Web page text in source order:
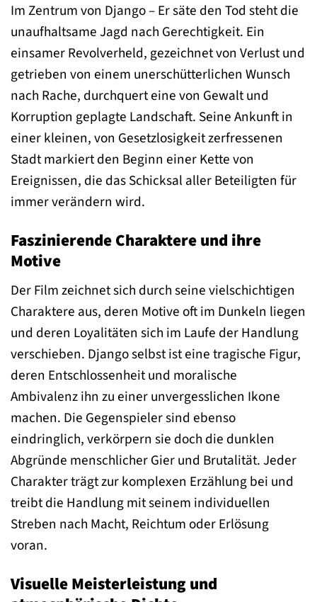
Im Zentrum von Django – Er säte den Tod steht die
unaufhaltsame Jagd nach Gerechtigkeit. Ein
einsamer Revolverheld, gezeichnet von Verlust und
getrieben von einem unerschütterlichen Wunsch
nach Rache, durchquert eine von Gewalt und
Korruption geplagte Landschaft. Seine Ankunft in
einer kleinen, von Gesetzlosigkeit zerfressenen
Stadt markiert den Beginn einer Kette von
Ereignissen, die das Schicksal aller Beteiligten für
immer verändern wird.
Faszinierende Charaktere und ihre
Motive
Der Film zeichnet sich durch seine vielschichtigen
Charaktere aus, deren Motive oft im Dunkeln liegen
und deren Loyalitäten sich im Laufe der Handlung
verschieben. Django selbst ist eine tragische Figur,
deren Entschlossenheit und moralische
Ambivalenz ihn zu einer unvergesslichen Ikone
machen. Die Gegenspieler sind ebenso
eindringlich, verkörpern sie doch die dunklen
Abgründe menschlicher Gier und Brutalität. Jeder
Charakter trägt zur komplexen Erzählung bei und
treibt die Handlung mit seinem individuellen
Streben nach Macht, Reichtum oder Erlösung
voran.
Visuelle Meisterleistung und